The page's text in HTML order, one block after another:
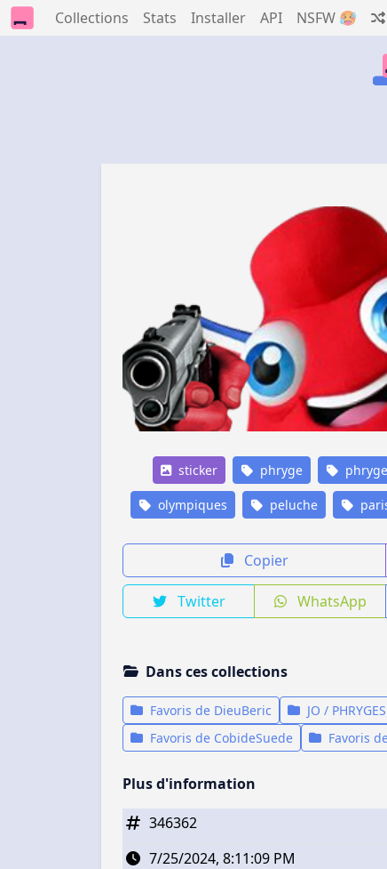
Collections Stats Installer API NSFW 🥵
sticker phryge
olympiques peluche
Copier
Twitter WhatsApp
Dans ces collections
Favoris de DieuBeric JO / PHRYGES
Favoris de CobideSuede
Favoris
Plus d'information
346362
7/25/2024, 8:11:09 PM